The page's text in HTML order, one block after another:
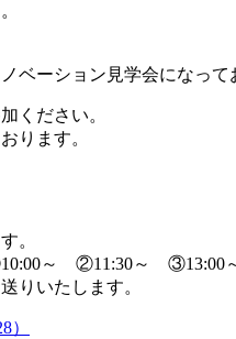
ベーション見学会になって
ください。
ります。
。
～ ②11:30～ ③13:00
りいたします。
）